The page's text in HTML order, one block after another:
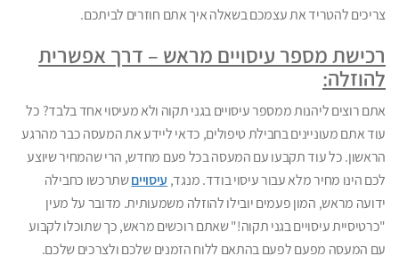
צריכים להטריד את עצמכם בשאלה איך אתם חוזרים לביתכם.
רכישת מספר עיסויים מראש – דרך אפשרית
להוזלה:
אתם רוצים ליהנות ממספר עיסויים בגני תקוה ולא מעיסוי אחד בלבד? כל
עוד אתם מעוניינים בחבילת טיפולים, כדאי ליידע את המעסה כבר מהרגע
הראשון. כל עוד תקבעו עם המעסה בכל פעם מחדש, הרי שהמחיר שיוצע
לכם הינו מחיר מלא עבור עיסוי בודד. מנגד, עיסוייםשתרכשו כחבילה
ידועה מראש, המון פעמים יובילו להוזלה משמעותית. מדובר על מעין
"כרטיסיית עיסויים בגני תקוה!" שאתם רוכשים מראש, כך שתוכלו לקבוע
עם המעסה מפעם לפעם בהתאם ללוח הזמנים שלכם ולצרכים שלכם.